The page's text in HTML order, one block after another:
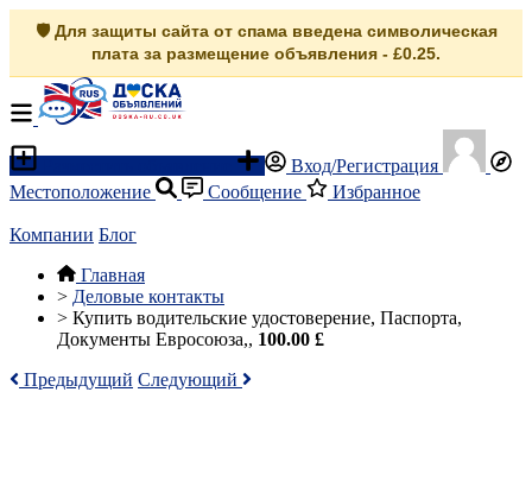
🛡️ Для защиты сайта от спама введена символическая
плата за размещение объявления - £0.25.
Вход/Регистрация
Местоположение
Сообщение Избранное
Компании Блог
Главная
> Деловые контакты
> Купить водительские удостоверение, Паспорта,
Документы Евросоюза,, 100.00 £
Предыдущий Следующий